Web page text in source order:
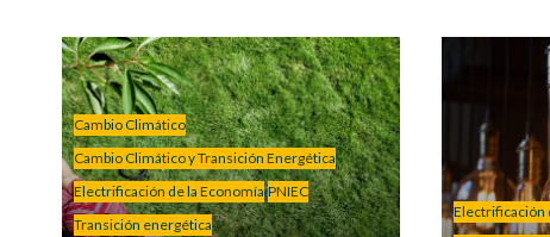
Cambio Climático
Cambio Climático y Transición Energética
Electrificación de la Economía PNIEC
Transición energética
Electrificación